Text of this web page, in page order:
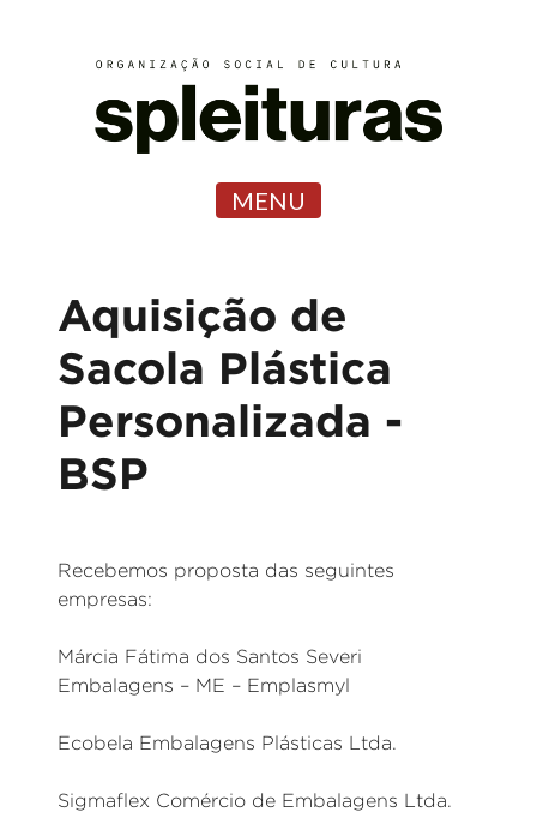
MENU
Aquisição de
Sacola Plástica
Personalizada -
BSP
Recebemos proposta das seguintes
empresas:
Márcia Fátima dos Santos Severi
Embalagens – ME – Emplasmyl
Ecobela Embalagens Plásticas Ltda.
Sigmaflex Comércio de Embalagens Ltda.